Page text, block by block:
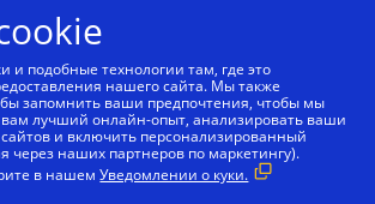
и подобные технологии там, где это
нашего сайта. Мы также
запомнить ваши предпочтения, чтобы мы
лучший онлайн-опыт, анализировать ваши
и включить персонализированный
через наших партнеров по маркетингу).
в нашемУведомлении о куки.